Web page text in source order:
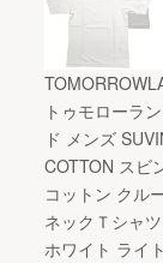
トゥモローラン
ド メンズ
COTTON スビ
コットン クル
ネックＴシャツ
ホワイト ライト